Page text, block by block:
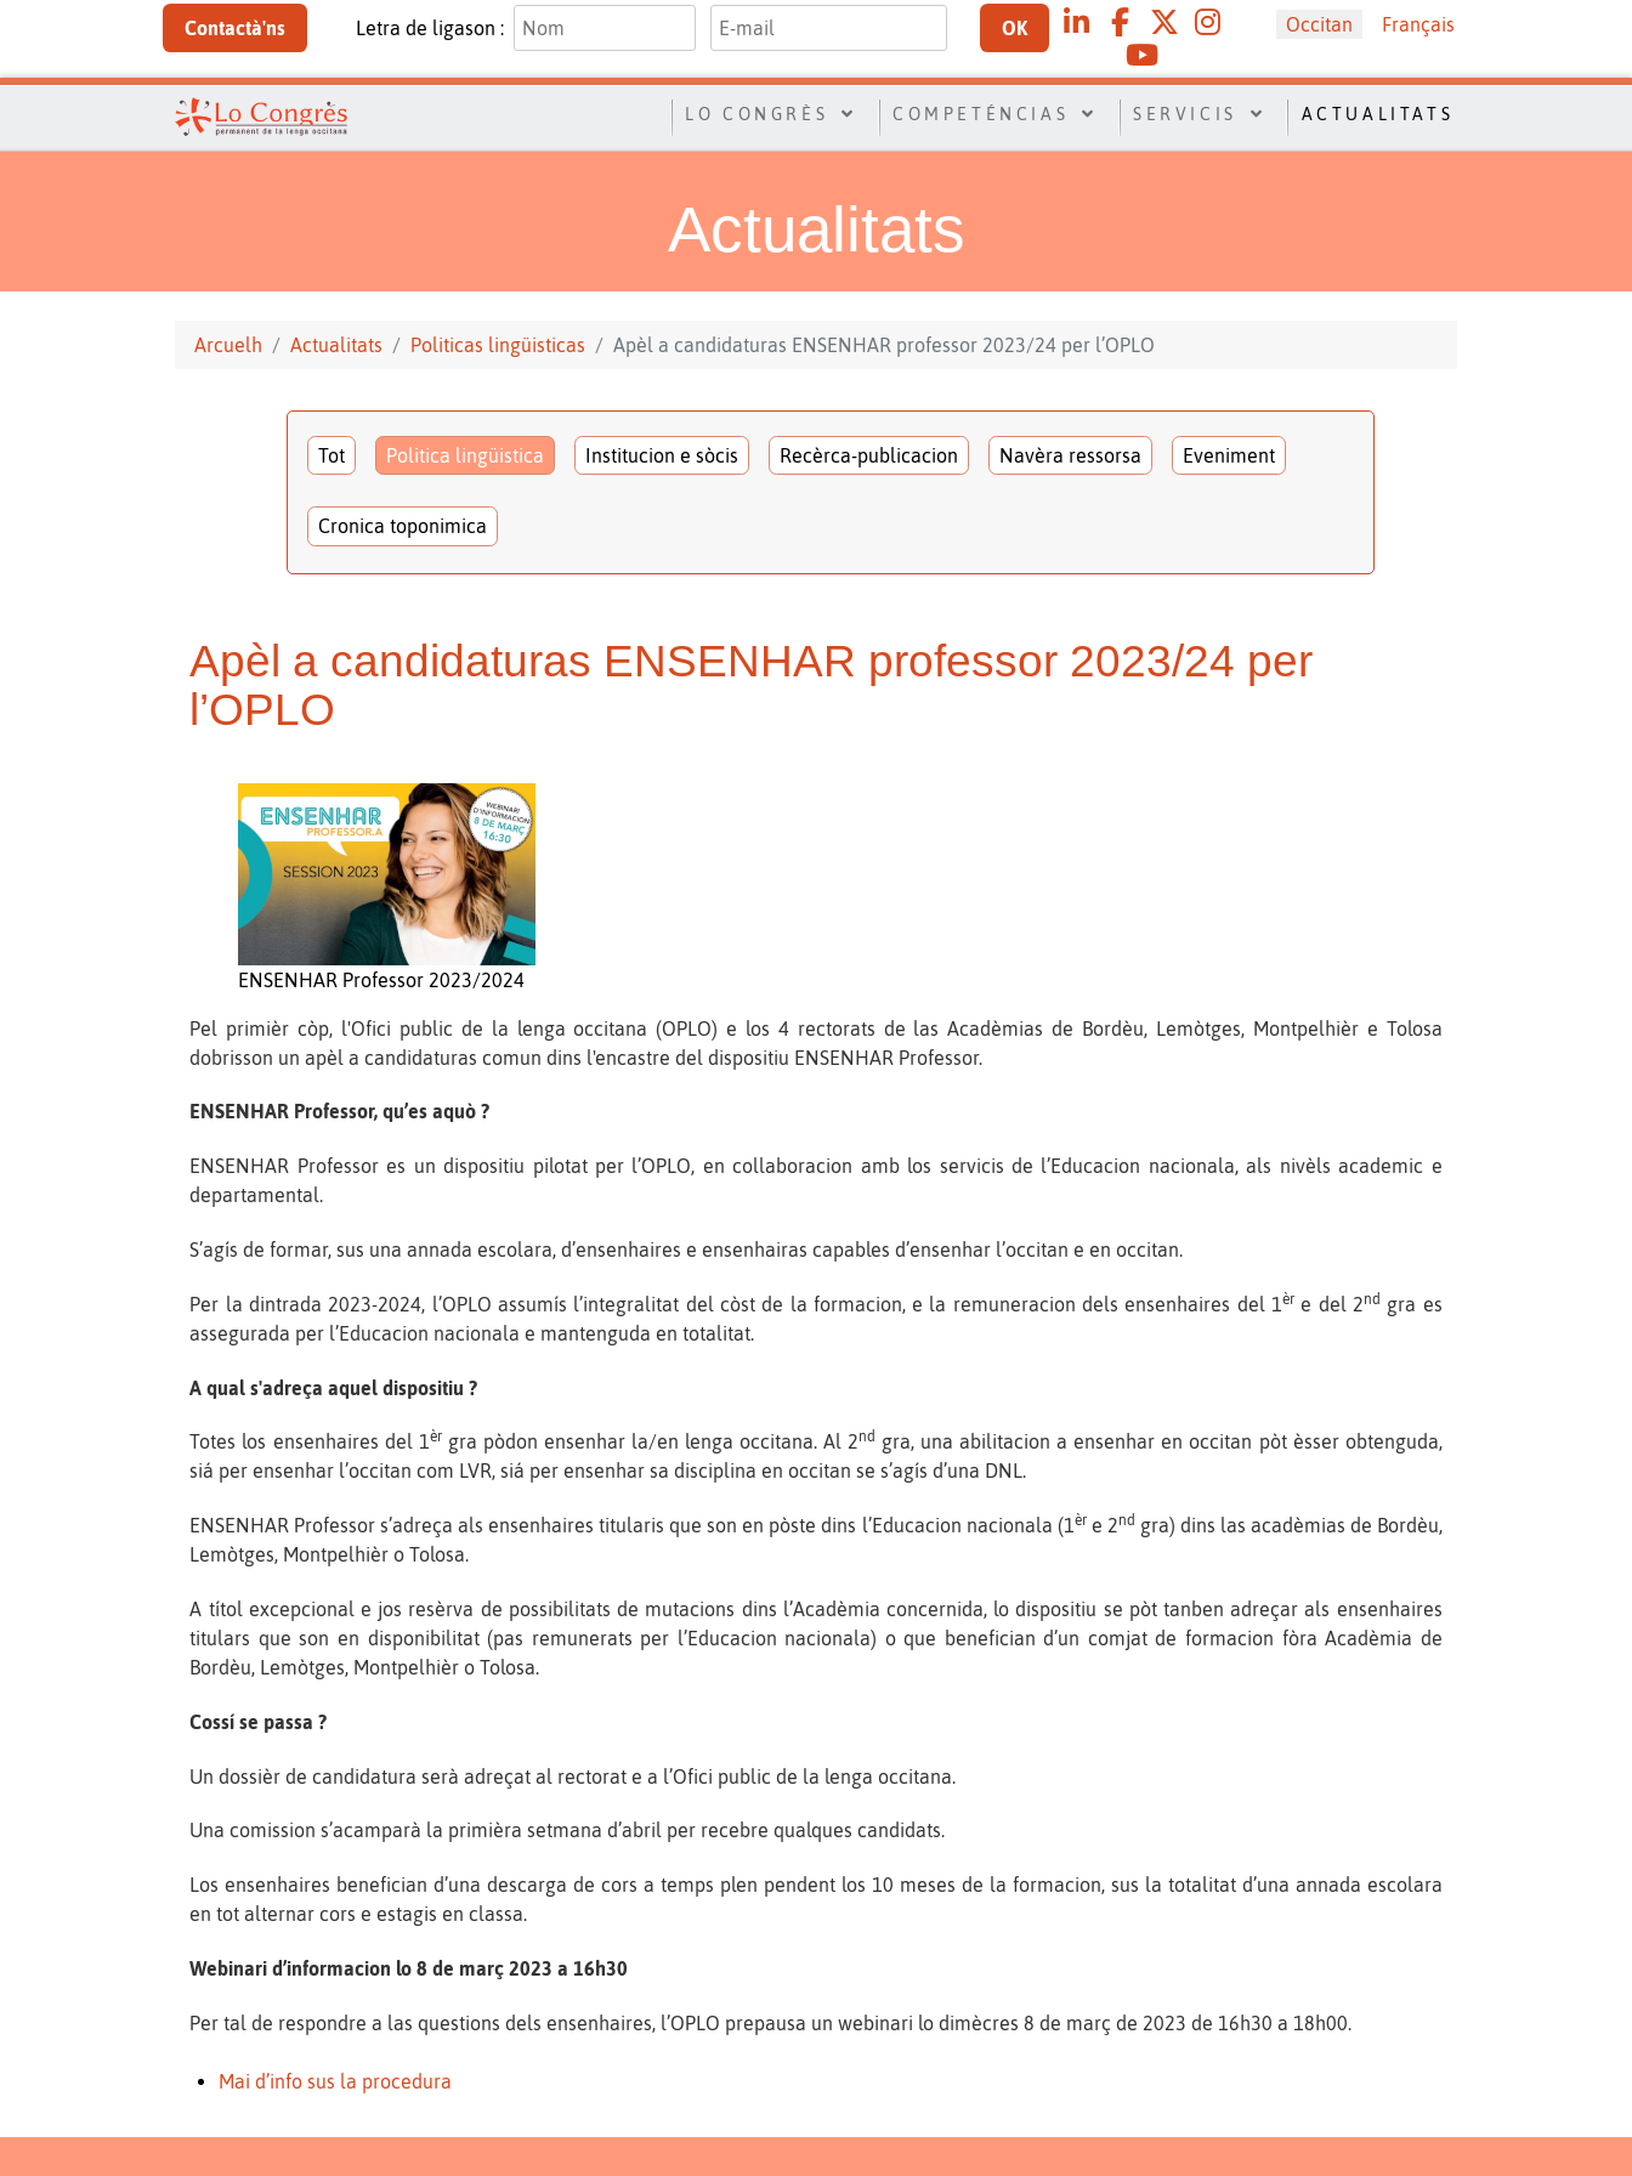
Contactà'ns Letra de ligason : OK Sélectionnez votre langue
Occitan Français
LO CONGRÈS COMPETÉNCIAS SERVICIS ACTUALITATS
Actualitats
Arcuelh Actualitats Politicas lingüisticas Apèl a candidaturas ENSENHAR professor 2023/24 per l’OPLO
Tot Politica lingüistica Institucion e sòcis Recèrca-publicacion Navèra ressorsa Eveniment
Cronica toponimica
Apèl a candidaturas ENSENHAR professor 2023/24 per
l’OPLO
ENSENHAR Professor 2023/2024
Pel primièr còp, l'Ofici public de la lenga occitana (OPLO) e los 4 rectorats de las Acadèmias de Bordèu, Lemòtges, Montpelhièr e Tolosa
dobrisson un apèl a candidaturas comun dins l'encastre del dispositiu ENSENHAR Professor.
ENSENHAR Professor, qu’es aquò ?
ENSENHAR Professor es un dispositiu pilotat per l’OPLO, en collaboracion amb los servicis de l’Educacion nacionala, als nivèls academic e
departamental.
S’agís de formar, sus una annada escolara, d’ensenhaires e ensenhairas capables d’ensenhar l’occitan e en occitan.
Per la dintrada 2023-2024, l’OPLO assumís l’integralitat del còst de la formacion, e la remuneracion dels ensenhaires del 1èr e del 2nd gra es
assegurada per l’Educacion nacionala e mantenguda en totalitat.
A qual s'adreça aquel dispositiu ?
Totes los ensenhaires del 1èr gra pòdon ensenhar la/en lenga occitana. Al 2nd gra, una abilitacion a ensenhar en occitan pòt èsser obtenguda,
siá per ensenhar l’occitan com LVR, siá per ensenhar sa disciplina en occitan se s’agís d’una DNL.
ENSENHAR Professor s’adreça als ensenhaires titularis que son en pòste dins l’Educacion nacionala (1ère 2nd gra) dins las acadèmias de Bordèu,
Lemòtges, Montpelhièr o Tolosa.
A títol excepcional e jos resèrva de possibilitats de mutacions dins l’Acadèmia concernida, lo dispositiu se pòt tanben adreçar als ensenhaires
titulars que son en disponibilitat (pas remunerats per l’Educacion nacionala) o que benefician d’un comjat de formacion fòra Acadèmia de
Bordèu, Lemòtges, Montpelhièr o Tolosa.
Cossí se passa ?
Un dossièr de candidatura serà adreçat al rectorat e a l’Ofici public de la lenga occitana.
Una comission s’acamparà la primièra setmana d’abril per recebre qualques candidats.
Los ensenhaires benefician d’una descarga de cors a temps plen pendent los 10 meses de la formacion, sus la totalitat d’una annada escolara
en tot alternar cors e estagis en classa.
Webinari d’informacion lo 8 de març 2023 a 16h30
Per tal de respondre a las questions dels ensenhaires, l’OPLO prepausa un webinari lo dimècres 8 de març de 2023 de 16h30 a 18h00.
Mai d’info sus la procedura